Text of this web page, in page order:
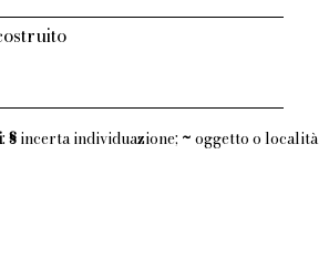
: §incerta individuazione; ~ oggetto o località